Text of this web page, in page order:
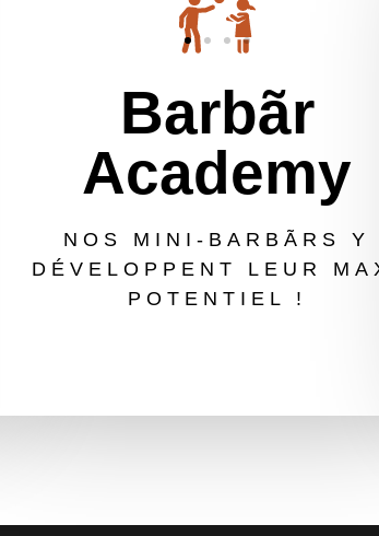
Barbãr
Academy
NOS MINI-BARBÃRS Y
DÉVELOPPENT LEUR
POTENTIEL !